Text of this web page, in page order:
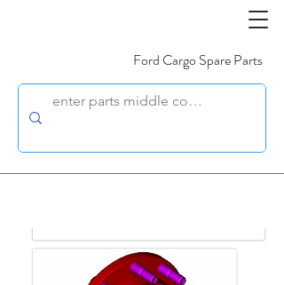
Ford Cargo Spare Parts